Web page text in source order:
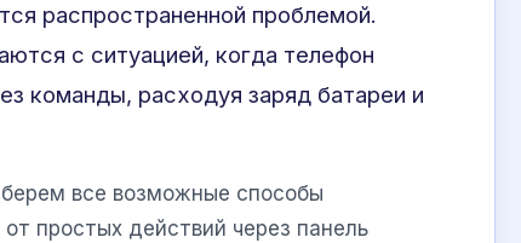
распространенной проблемой.
с ситуацией, когда телефон
команды, расходуя заряд батареи и
все возможные способы
простых действий через панель